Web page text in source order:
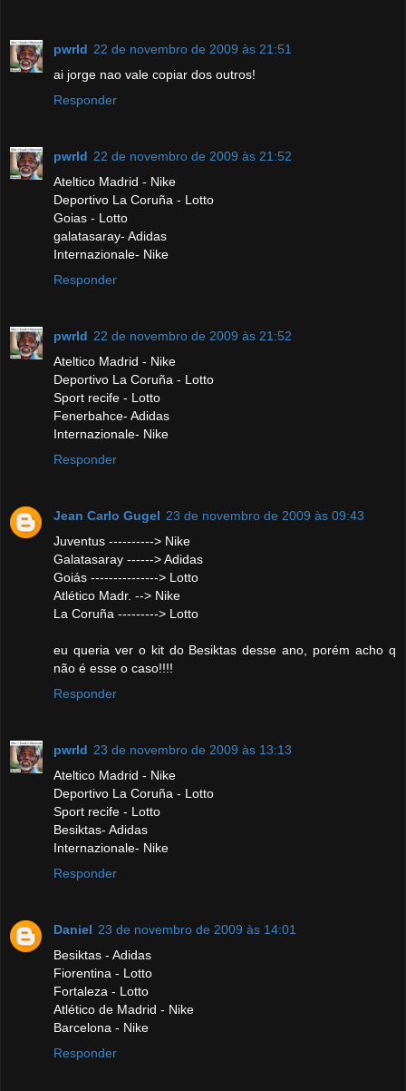
pwrld 22 de novembro de 2009 às 21:51
ai jorge nao vale copiar dos outros!
Responder
pwrld 22 de novembro de 2009 às 21:52
Ateltico Madrid - Nike
Deportivo La Coruña - Lotto
Goias - Lotto
galatasaray- Adidas
Internazionale- Nike
Responder
pwrld 22 de novembro de 2009 às 21:52
Ateltico Madrid - Nike
Deportivo La Coruña - Lotto
Sport recife - Lotto
Fenerbahce- Adidas
Internazionale- Nike
Responder
Jean Carlo Gugel 23 de novembro de 2009 às 09:43
Juventus ----------> Nike
Galatasaray ------> Adidas
Goiás ---------------> Lotto
Atlético Madr. --> Nike
La Coruña ---------> Lotto
eu queria ver o kit do Besiktas desse ano, porém acho q
não é esse o caso!!!!
Responder
pwrld 23 de novembro de 2009 às 13:13
Ateltico Madrid - Nike
Deportivo La Coruña - Lotto
Sport recife - Lotto
Besiktas- Adidas
Internazionale- Nike
Responder
Daniel 23 de novembro de 2009 às 14:01
Besiktas - Adidas
Fiorentina - Lotto
Fortaleza - Lotto
Atlético de Madrid - Nike
Barcelona - Nike
Responder